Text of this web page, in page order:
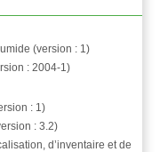
(version : 1)
: 2004-1)
: 1)
: 3.2)
d’inventaire et de